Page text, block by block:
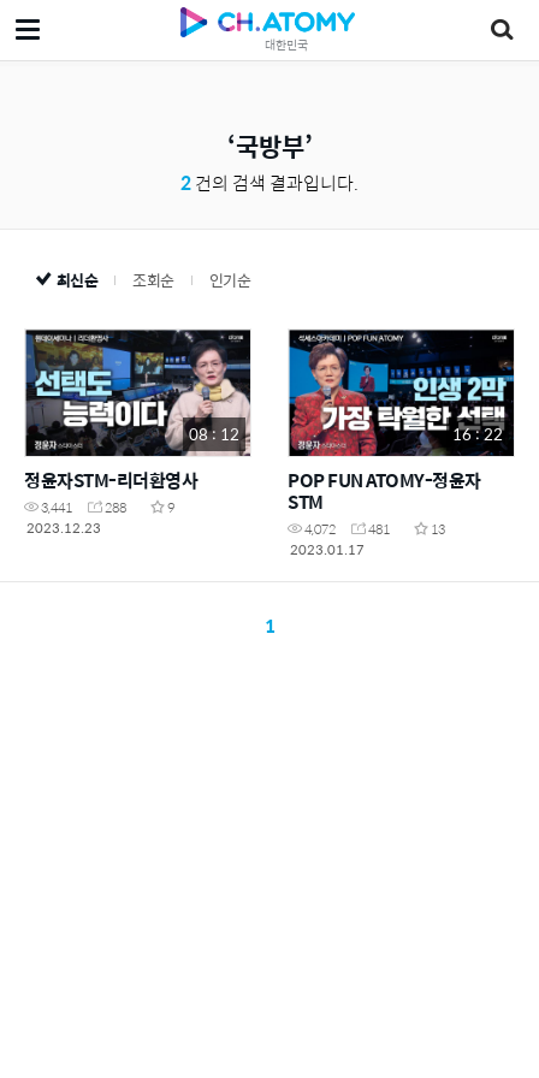
대한민국
국방부
2건의 검색 결과입니다.
최신순 조회순 인기순
08 : 12
정윤자STM-리더환영사
3,441 288
9
2023.12.23
16 : 22
POP FUN ATOMY-정윤자
STM
4,072 481
13
2023.01.17
1